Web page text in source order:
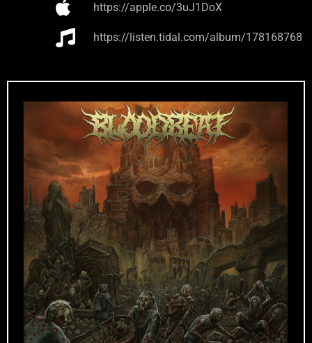
https://apple.co/3uJ1DoX
https://listen.tidal.com/album/178168768